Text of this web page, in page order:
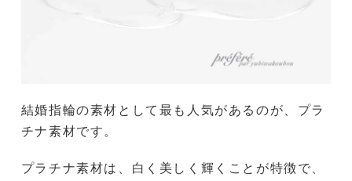
結婚指輪の素材として最も人気があるのが、プラ
チナ素材です。
プラチナ素材は、白く美しく輝くことが特徴で、